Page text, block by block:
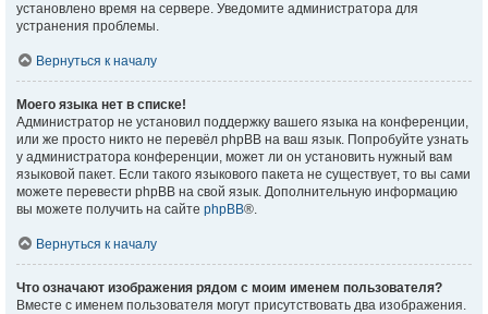
установлено время на сервере. Уведомите администратора для
устранения проблемы.
Вернуться к началу
Моего языка нет в списке!
Администратор не установил поддержку вашего языка на конференции,
или же просто никто не перевёл phpBB на ваш язык. Попробуйте узнать
у администратора конференции, может ли он установить нужный вам
языковой пакет. Если такого языкового пакета не существует, то вы сами
можете перевести phpBB на свой язык. Дополнительную информацию
вы можете получить на сайте phpBB®.
Вернуться к началу
Что означают изображения рядом с моим именем пользователя?
Вместе с именем пользователя могут присутствовать два изображения.